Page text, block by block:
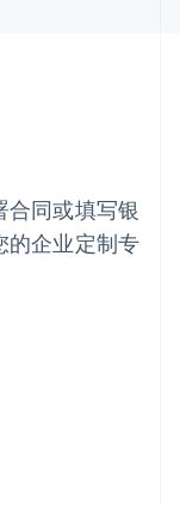
合同或填写银
的企业定制专